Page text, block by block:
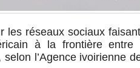
les réseaux sociaux
à la frontière entre
l’Agence ivoirienne